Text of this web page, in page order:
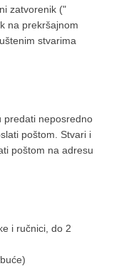
zatvorenik ("
na prekršajnom
stvarima
predati neposredno
poštom. Stvari i
poštom na adresu
i ručnici, do 2